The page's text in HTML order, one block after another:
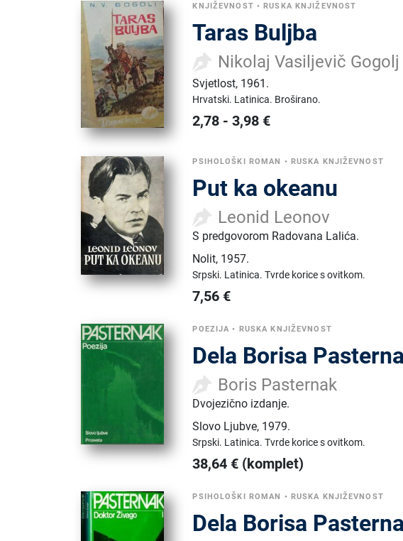
KNJIŽEVNOST • RUSKA KNJIŽEVNOST
Taras Buljba
Nikolaj Vasiljevič Gogolj
Svjetlost, 1961.
Hrvatski. Latinica. Broširano.
2,78 -3,98 €
PSIHOLOŠKI ROMAN • RUSKA KNJIŽEVNOST
Put ka okeanu
Leonid Leonov
S predgovorom Radovana Lalića.
Nolit, 1957.
Srpski. Latinica.Tvrde korice s ovitkom.
7,56 €
POEZIJA • RUSKA KNJIŽEVNOST
Dela Borisa
Boris Pasternak
Dvojezično izdanje.
Slovo Ljubve, 1979.
Srpski. Latinica.Tvrde korice s ovitkom.
38,64 € (komplet)
PSIHOLOŠKI ROMAN • RUSKA KNJIŽEVNOST
Dela Borisa